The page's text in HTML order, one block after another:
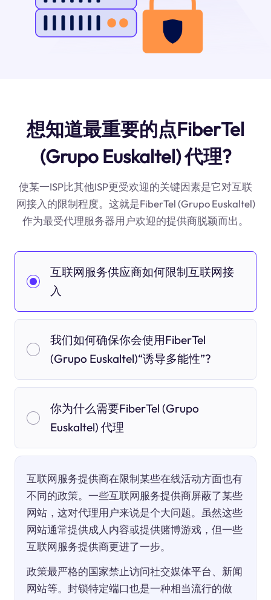
想知道最重要的点FiberTel
(Grupo Euskaltel) 代理?
使某一ISP比其他ISP更受欢迎的关键因素是它对互联
网接入的限制程度。这就是FiberTel (Grupo Euskaltel)
作为最受代理服务器用户欢迎的提供商脱颖而出。
互联网服务供应商如何限制互联网接
入
我们如何确保你会使用FiberTel
(Grupo Euskaltel)“诱导多能性”?
你为什么需要FiberTel (Grupo
Euskaltel) 代理
互联网服务提供商在限制某些在线活动方面也有
不同的政策。一些互联网服务提供商屏蔽了某些
网站，这对代理用户来说是个大问题。虽然这些
网站通常提供成人内容或提供赌博游戏，但一些
互联网服务提供商更进了一步。
政策最严格的国家禁止访问社交媒体平台、新闻
网站等。封锁特定端口也是一种相当流行的做